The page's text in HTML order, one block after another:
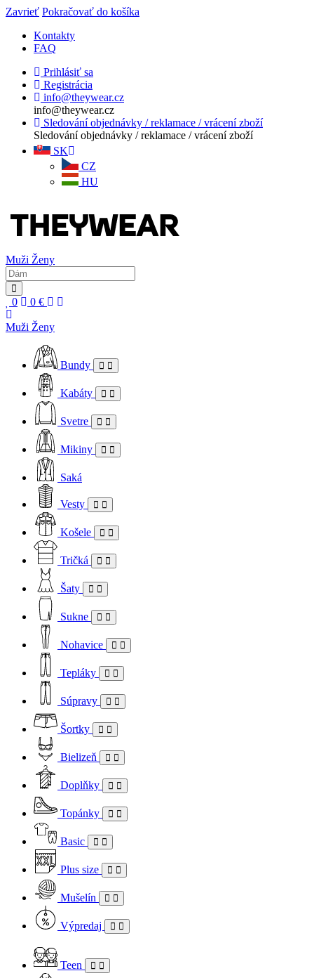
Zavrieť Pokračovať do košíka
Kontakty
FAQ
Prihlásiť sa
Registrácia
info@theywear.cz
info@theywear.cz
Sledování objednávky / reklamace / vrácení zboží
Sledování objednávky / reklamace / vrácení zboží
SK
CZ
HU
Muži Ženy
0 0 €
Muži Ženy
Bundy
Kabáty
Svetre
Mikiny
Saká
Vesty
Košele
Tričká
Šaty
Sukne
Nohavice
Tepláky
Súpravy
Šortky
Bielizeň
Doplňky
Topánky
Basic
Plus size
Mušelín
Výpredaj
Teen